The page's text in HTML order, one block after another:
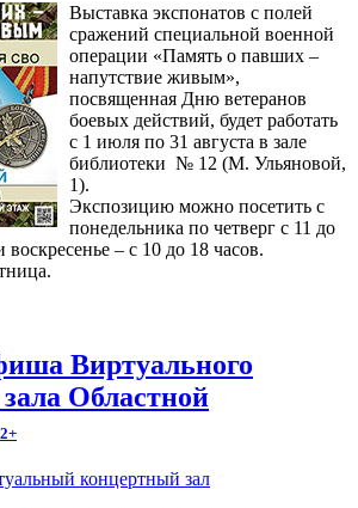
Выставка экспонатов с полей
сражений специальной военной
операции «Память о павших –
напутствие живым»,
посвященная Дню ветеранов
боевых действий, будет работать
с 1 июля по 31 августа в зале
библиотеки № 12 (М. Ульяновой,
1).
Экспозицию можно посетить с
понедельника по четверг с 11 до
воскресенье – с 10 до 18 часов.
Виртуального
Областной
концертный зал